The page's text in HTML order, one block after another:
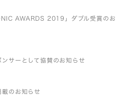
AWARDS 2019」ダブル受賞のお
サーとして協賛のお知らせ
のお知らせ